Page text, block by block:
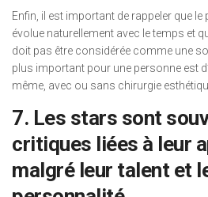
Enfin, il est important de rappeler que le
évolue naturellement avec le temps et
doit pas être considérée comme une
plus important pour une personne est
même, avec ou sans chirurgie
7. Les stars sont
critiques liées à leur
malgré leur talent et